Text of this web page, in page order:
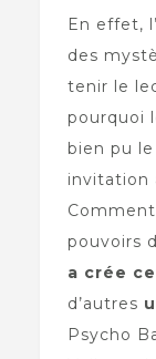
En effet,
des
tenir le
pourquoi
bien pu
invitation
pouvoirs
a crée
d’autres
Psycho